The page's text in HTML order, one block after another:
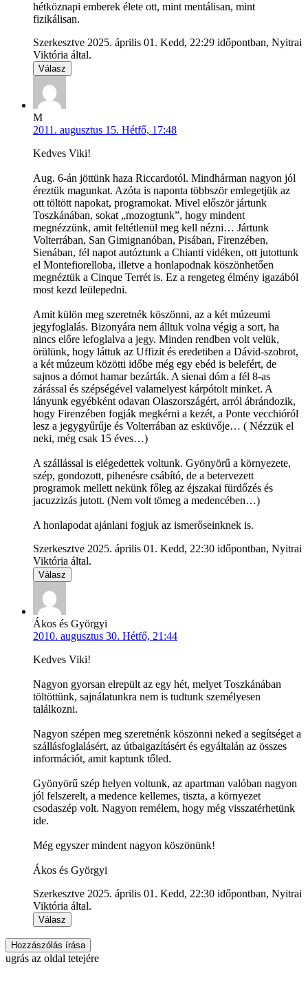
hétköznapi emberek élete ott, mint mentálisan, mint
fizikálisan.
Szerkesztve 2025. április 01. Kedd, 22:29 időpontban, Nyitrai
Viktória által.
Válasz
M
2011. augusztus 15. Hétfő, 17:48
Kedves Viki!
Aug. 6-án jöttünk haza Riccardotól. Mindhárman nagyon jól
éreztük magunkat. Azóta is naponta többször emlegetjük az
ott töltött napokat, programokat. Mivel először jártunk
Toszkánában, sokat „mozogtunk”, hogy mindent
megnézzünk, amit feltétlenül meg kell nézni… Jártunk
Volterrában, San Gimignanóban, Pisában, Firenzében,
Sienában, fél napot autóztunk a Chianti vidéken, ott jutottunk
el Montefiorelloba, illetve a honlapodnak köszönhetően
megnéztük a Cinque Terrét is. Ez a rengeteg élmény igazából
most kezd leülepedni.
Amit külön meg szeretnék köszönni, az a két múzeumi
jegyfoglalás. Bizonyára nem álltuk volna végig a sort, ha
nincs előre lefoglalva a jegy. Minden rendben volt velük,
örülünk, hogy láttuk az Uffizit és eredetiben a Dávid-szobrot,
a két múzeum közötti időbe még egy ebéd is belefért, de
sajnos a dómot hamar bezárták. A sienai dóm a fél 8-as
zárással és szépségével valamelyest kárpótolt minket. A
lányunk egyébként odavan Olaszországért, arról ábrándozik,
hogy Firenzében fogják megkérni a kezét, a Ponte vecchióról
lesz a jegygyűrűje és Volterrában az esküvője… ( Nézzük el
neki, még csak 15 éves…)
A szállással is elégedettek voltunk. Gyönyörű a környezete,
szép, gondozott, pihenésre csábító, de a betervezett
programok mellett nekünk főleg az éjszakai fürdőzés és
jacuzzizás jutott. (Nem volt tömeg a medencében…)
A honlapodat ajánlani fogjuk az ismerőseinknek is.
Szerkesztve 2025. április 01. Kedd, 22:30 időpontban, Nyitrai
Viktória által.
Válasz
Ákos és Györgyi
2010. augusztus 30. Hétfő, 21:44
Kedves Viki!
Nagyon gyorsan elrepült az egy hét, melyet Toszkánában
töltöttünk, sajnálatunkra nem is tudtunk személyesen
találkozni.
Nagyon szépen meg szeretnénk köszönni neked a segítséget a
szállásfoglalásért, az útbaigazításért és egyáltalán az összes
információt, amit kaptunk tőled.
Gyönyörű szép helyen voltunk, az apartman valóban nagyon
jól felszerelt, a medence kellemes, tiszta, a környezet
csodaszép volt. Nagyon remélem, hogy még visszatérhetünk
ide.
Még egyszer mindent nagyon köszönünk!
Ákos és Györgyi
Szerkesztve 2025. április 01. Kedd, 22:30 időpontban, Nyitrai
Viktória által.
Válasz
Hozzászólás írása
ugrás az oldal tetejére